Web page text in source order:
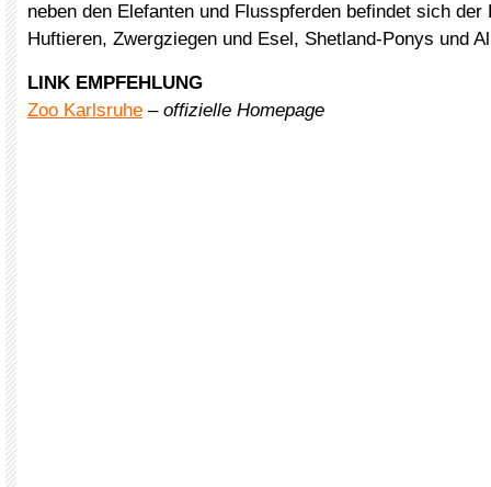
neben den Elefanten und Flusspferden befindet sich der
Huftieren, Zwergziegen und Esel, Shetland-Ponys und
LINK EMPFEHLUNG
Zoo Karlsruhe – offizielle Homepage